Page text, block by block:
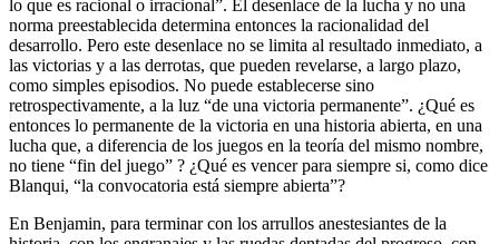
lo que es racional o irracional”. El desenlace de la lucha y no una
norma preestablecida determina entonces la racionalidad del
desarrollo. Pero este desenlace no se limita al resultado inmediato, a
las victorias y a las derrotas, que pueden revelarse, a largo plazo,
como simples episodios. No puede establecerse sino
retrospectivamente, a la luz “de una victoria permanente”. ¿Qué es
entonces lo permanente de la victoria en una historia abierta, en una
lucha que, a diferencia de los juegos en la teoría del mismo nombre,
no tiene “fin del juego” ? ¿Qué es vencer para siempre si, como dice
Blanqui, “la convocatoria está siempre abierta”?
En Benjamin, para terminar con los arrullos anestesiantes de la